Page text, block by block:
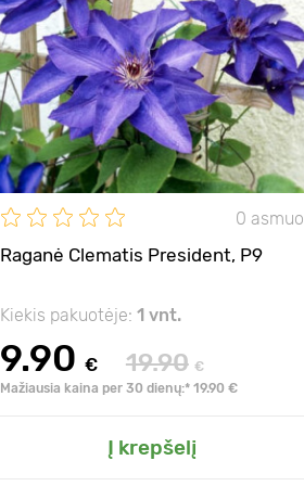
0 asmuo
Raganė Clematis President, P9
Kiekis pakuotėje: 1 vnt.
9.90 € 19.90 €
Mažiausia kaina per 30 dienų:* 19.90 €
Į krepšelį
Privalumai
karališko sodo
sukūrimui
Aukštis 150 - 200 cm
Tarpai 100 - 120 cm
Pozicija
saulė, pusiau
išsklaidyta
Atsparumas šalčiui - 28°С
Pridėkite prie mano sodo